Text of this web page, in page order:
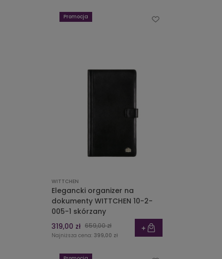
WITTCHEN
Elegancki organizer na
dokumenty WITTCHEN 10-2-
005-1 skórzany
319,00 zł 659,00 zł
Najniższa cena: 399,00 zł
Promocja